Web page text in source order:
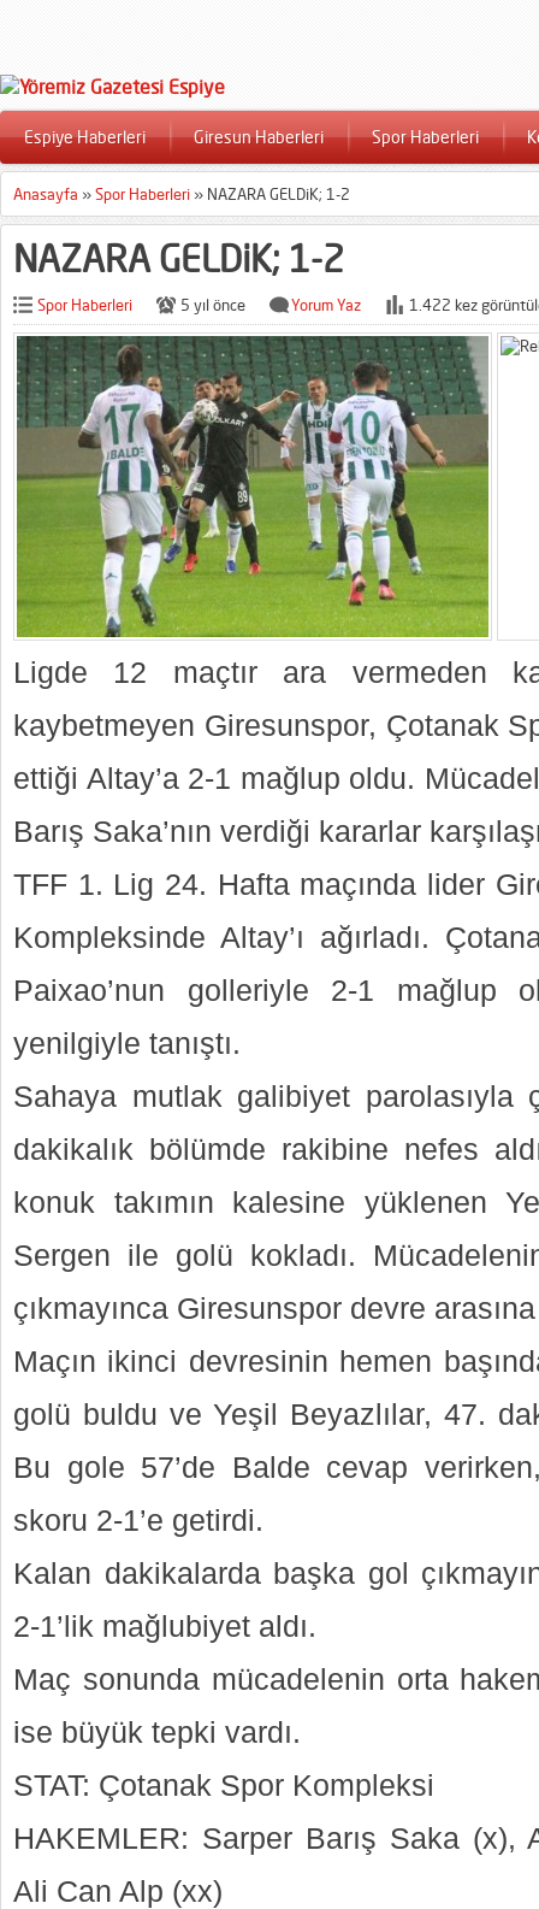
Espiye Haberleri Giresun Haberleri Spor Haberleri
Anasayfa »Spor Haberleri » NAZARA GELDiK; 1-2
NAZARA GELDiK; 1-2
Spor Haberleri 5 yıl önce Yorum Yaz 1.422 kez
Ligde 12 maçtır ara vermeden
kaybetmeyen Giresunspor, Çotanak
ettiği Altay’a 2-1 mağlup oldu.
Barış Saka’nın verdiği kararlar
TFF 1. Lig 24. Hafta maçında lider
Kompleksinde Altay’ı ağırladı.
Paixao’nun golleriyle 2-1
yenilgiyle tanıştı.
Sahaya mutlak galibiyet parolasıyla
dakikalık bölümde rakibine nefes
konuk takımın kalesine yüklenen
Sergen ile golü kokladı.
çıkmayınca Giresunspor devre
Maçın ikinci devresinin hemen
golü buldu ve Yeşil Beyazlılar, 47.
Bu gole 57’de Balde cevap
skoru 2-1’e getirdi.
Kalan dakikalarda başka gol
2-1’lik mağlubiyet aldı.
Maç sonunda mücadelenin orta
ise büyük tepki vardı.
STAT: Çotanak Spor Kompleksi
HAKEMLER: Sarper Barış Saka (x),
Ali Can Alp (xx)